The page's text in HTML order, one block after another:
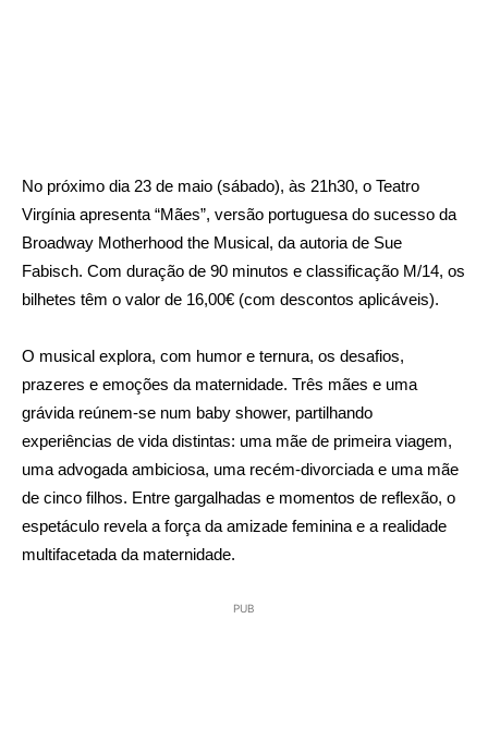
No próximo dia 23 de maio (sábado), às 21h30, o Teatro
Virgínia apresenta “Mães”, versão portuguesa do sucesso da
Broadway Motherhood the Musical, da autoria de Sue
Fabisch. Com duração de 90 minutos e classificação M/14, os
bilhetes têm o valor de 16,00€ (com descontos aplicáveis).
O musical explora, com humor e ternura, os desafios,
prazeres e emoções da maternidade. Três mães e uma
grávida reúnem-se num baby shower, partilhando
experiências de vida distintas: uma mãe de primeira viagem,
uma advogada ambiciosa, uma recém-divorciada e uma mãe
de cinco filhos. Entre gargalhadas e momentos de reflexão, o
espetáculo revela a força da amizade feminina e a realidade
multifacetada da maternidade.
PUB